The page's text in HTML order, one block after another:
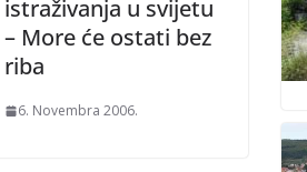
istraživanja u svijetu
– More će ostati bez
riba
6. Novembra 2006.